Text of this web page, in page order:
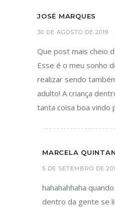
JOSÉ MARQUES
30 DE AGOSTO DE 2019
Que post mais cheio
Esse é o meu sonho
realizar sendo
adulto! A criança
tanta coisa boa vindo
MARCELA
5 DE SETEMBRO DE
hahahahhaha
dentro da gente se